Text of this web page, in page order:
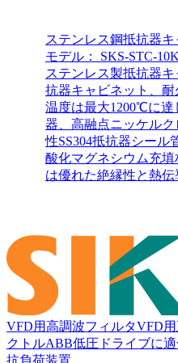
ステンレス鋼抵抗器
モデル： SKS-STC-
ステンレス製抵抗器
抗器キャビネット、
温度は最大1200℃に達
器、高融点ニッケル
性SS304抵抗器シー
酸化マグネシウム充
は優れた絶縁性と熱伝
VFD用高調波フィルタVFD
クトルABB低圧ドライブに